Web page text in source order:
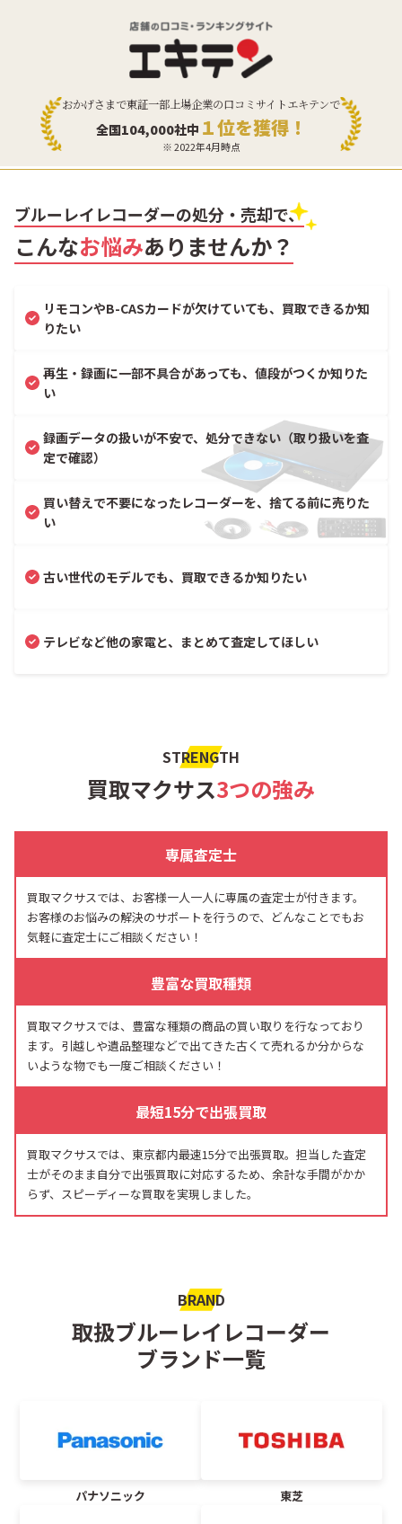
おかげさまで東証一部上場企業の口コミサイトエキテンで
全国104,000社中 １位を獲得！
※ 2022年4月時点
ブルーレイレコーダーの処分・売却で、
こんなお悩みありませんか？
リモコンやB-CASカードが欠けていても、買取できるか知
りたい
再生・録画に一部不具合があっても、値段がつくか知りた
い
録画データの扱いが不安で、処分できない（取り扱いを査
定で確認）
買い替えで不要になったレコーダーを、捨てる前に売りた
い
古い世代のモデルでも、買取できるか知りたい
テレビなど他の家電と、まとめて査定してほしい
STRENGTH
買取マクサス3つの強み
専属査定士
買取マクサスでは、お客様一人一人に専属の査定士が付きます。
お客様のお悩みの解決のサポートを行うので、どんなことでもお
気軽に査定士にご相談ください！
豊富な買取種類
買取マクサスでは、豊富な種類の商品の買い取りを行なっており
ます。引越しや遺品整理などで出てきた古くて売れるか分からな
いような物でも一度ご相談ください！
最短15分で出張買取
買取マクサスでは、東京都内最速15分で出張買取。担当した査定
士がそのまま自分で出張買取に対応するため、余計な手間がかか
らず、スピーディーな買取を実現しました。
BRAND
取扱ブルーレイレコーダー
ブランド一覧
パナソニック 東芝